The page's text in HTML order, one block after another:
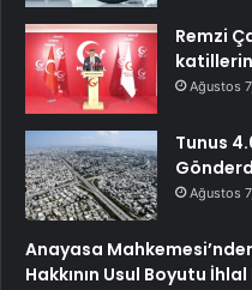
Remzi
Ağustos
Tunus
Ağustos
Anayasa
Hakkının Usul Boyutu